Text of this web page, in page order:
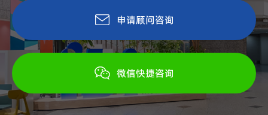
申请顾问咨询
微信快捷咨询